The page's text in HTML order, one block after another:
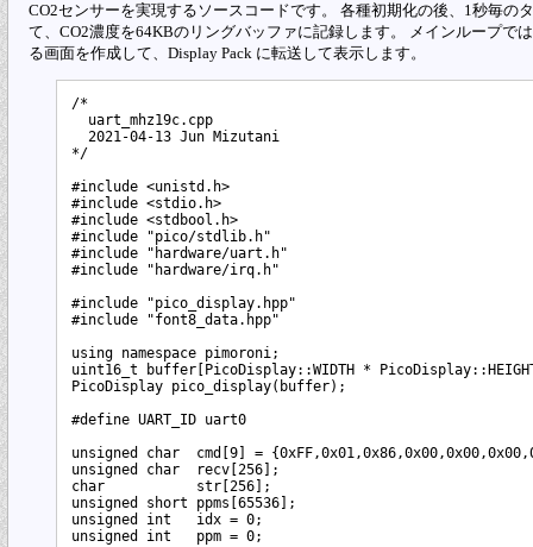
CO2センサーを実現するソースコードです。 各種初期化の後、1秒毎の
て、CO2濃度を64KBのリングバッファに記録します。 メインループで
る画面を作成して、Display Pack に転送して表示します。
/*
  uart_mhz19c.cpp
  2021-04-13 Jun Mizutani
*/
#include <unistd.h>
#include <stdio.h>
#include <stdbool.h>
#include "pico/stdlib.h"
#include "hardware/uart.h"
#include "hardware/irq.h"
#include "pico_display.hpp"
#include "font8_data.hpp"
using namespace pimoroni;
uint16_t buffer[PicoDisplay::WIDTH *
PicoDisplay pico_display(buffer);
#define UART_ID uart0
unsigned char  cmd[9] =
unsigned char  recv[256];
char           str[256];
unsigned short ppms[65536];
unsigned int   idx = 0;
unsigned int   ppm = 0;